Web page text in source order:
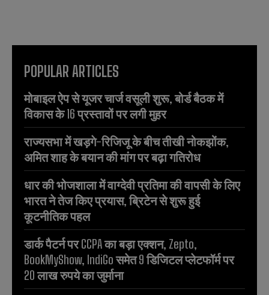
POPULAR ARTICLES
मोबाइल ऐप से यूजर चार्ज वसूली शुरू, बोर्ड बैठक में
विकास के 16 प्रस्तावों पर लगी मुहर
राज्यसभा में खड़गे-रिजिजू के बीच तीखी नोकझोंक,
अमित शाह के बयान की मांग पर बढ़ा गतिरोध
धार की भोजशाला में वाग्देवी प्रतिमा की वापसी के लिए
भारत ने तेज किए प्रयास, ब्रिटेन से शुरू हुई
कूटनीतिक पहल
डार्क पैटर्न पर CCPA का बड़ा एक्शन, Zepto,
BookMyShow, IndiGo समेत 9 डिजिटल प्लेटफॉर्म पर
20 लाख रुपये का जुर्माना